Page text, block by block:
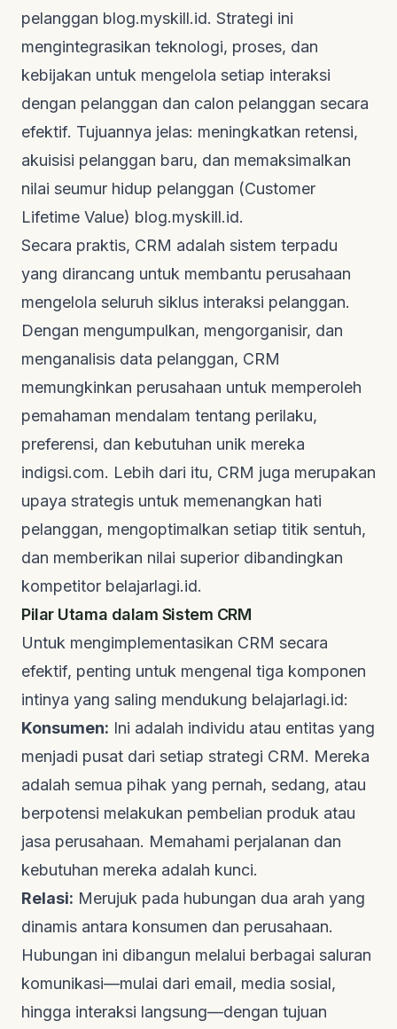
pelanggan blog.myskill.id. Strategi ini
mengintegrasikan teknologi, proses, dan
kebijakan untuk mengelola setiap interaksi
dengan pelanggan dan calon pelanggan secara
efektif. Tujuannya jelas: meningkatkan retensi,
akuisisi pelanggan baru, dan memaksimalkan
nilai seumur hidup pelanggan (Customer
Lifetime Value) blog.myskill.id.
Secara praktis, CRM adalah sistem terpadu
yang dirancang untuk membantu perusahaan
mengelola seluruh siklus interaksi pelanggan.
Dengan mengumpulkan, mengorganisir, dan
menganalisis data pelanggan, CRM
memungkinkan perusahaan untuk memperoleh
pemahaman mendalam tentang perilaku,
preferensi, dan kebutuhan unik mereka
indigsi.com. Lebih dari itu, CRM juga merupakan
upaya strategis untuk memenangkan hati
pelanggan, mengoptimalkan setiap titik sentuh,
dan memberikan nilai superior dibandingkan
kompetitor belajarlagi.id.
Pilar Utama dalam Sistem CRM
Untuk mengimplementasikan CRM secara
efektif, penting untuk mengenal tiga komponen
intinya yang saling mendukung belajarlagi.id:
Konsumen: Ini adalah individu atau entitas yang
menjadi pusat dari setiap strategi CRM. Mereka
adalah semua pihak yang pernah, sedang, atau
berpotensi melakukan pembelian produk atau
jasa perusahaan. Memahami perjalanan dan
kebutuhan mereka adalah kunci.
Relasi: Merujuk pada hubungan dua arah yang
dinamis antara konsumen dan perusahaan.
Hubungan ini dibangun melalui berbagai saluran
komunikasi—mulai dari email, media sosial,
hingga interaksi langsung—dengan tujuan